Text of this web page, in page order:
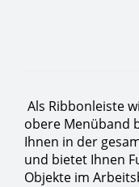
Als Ribbonleiste
obere Menüband
Ihnen in der
und bietet Ihnen
Objekte im